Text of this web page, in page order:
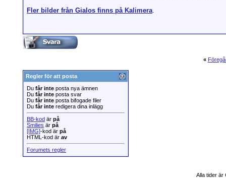
Fler bilder från Gialos finns på Kalimera.
«
Regler för att posta
Du får inte posta nya ämnen
Du får inte posta svar
Du får inte posta bifogade filer
Du får inte redigera dina inlägg
BB-kod är på
Smilies är på
[IMG]-kod är på
HTML-kod är av
Forumets regler
Alla tider är